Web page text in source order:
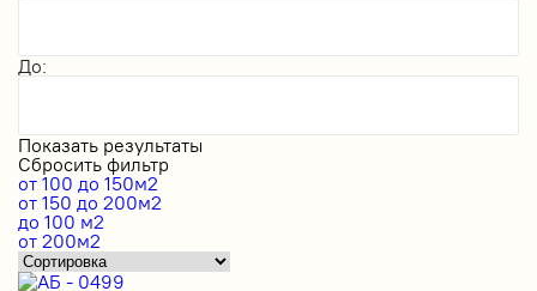
До:
Показать результаты
Сбросить фильтр
от 100 до 150м2
от 150 до 200м2
до 100 м2
от 200м2